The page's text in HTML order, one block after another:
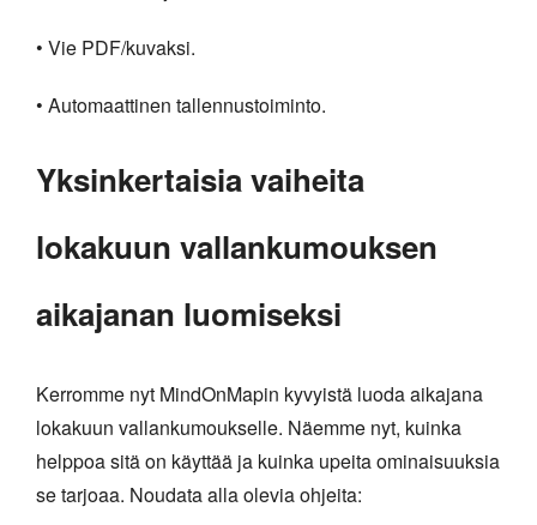
• Vie PDF/kuvaksi.
• Automaattinen tallennustoiminto.
Yksinkertaisia vaiheita
lokakuun vallankumouksen
aikajanan luomiseksi
Kerromme nyt MindOnMapin kyvyistä luoda aikajana
lokakuun vallankumoukselle. Näemme nyt, kuinka
helppoa sitä on käyttää ja kuinka upeita ominaisuuksia
se tarjoaa. Noudata alla olevia ohjeita: